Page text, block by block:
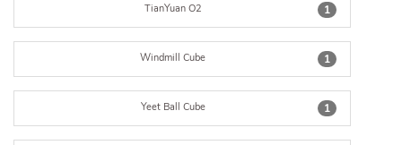
1
TianYuan O2
1
Windmill Cube
1
Yeet Ball Cube